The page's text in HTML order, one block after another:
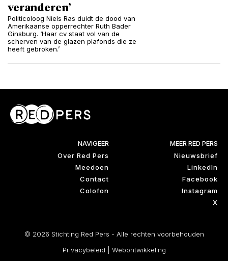
veranderen’
Politicoloog Niels Ras duidt de dood van
Amerikaanse opperrechter Ruth Bader
Ginsburg. ‘Haar cv staat vol van de
scherven van de glazen plafonds die ze
heeft gebroken.’
NAVIGEER
Over Red Pers
Meedoen
Contact
Colofon
MEER RED PERS
Nieuwsbrief
LinkedIn
Facebook
Instagram
X
© 2026 Stichting Red Pers - Alle rechten voorbehouden
Privacybeleid
Webontwikkeling